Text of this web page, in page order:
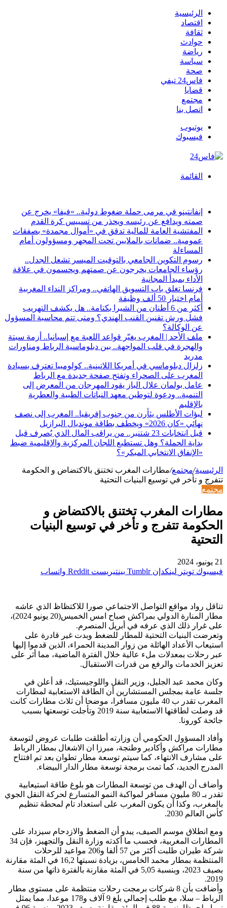
الرئيسية
اقتصاد
ثقافة
حوادث
رياضة
سياسة
صحة
فاس24 تيفي
قضايا
مجتمع
اتصل بنا
يوتيوب
فيسبوك
القائمة
إنفانتينو في مرمى حملة ضغوط دولية.. «فيفا» يخرج عن
صمته ويدافع عن رئيسه ويحذر من تسييس كرة القدم
المفتشية العامة للمالية تدقق في «أموال مجمدة» بصفقات
عمومية.. ضمانات بالملايين تحت المجهر ومسؤولون أمام
المساءلة
رسوم التكوين الجامعي بالتوقيت الميسر تشعل الجدل..
رؤساء الجامعات يخرجون عن صمتهم ويحسمون في علاقة
الأداء بمبدأ المجانية
فرنسا تغلق باب التسويق الهاتفي.. ومراكز النداء المغربية
أمام اختبار 50 ألف وظيفة
أكثر من 6 أطنان من الشيرا بكتامة.. هل يكشف التهريب
فشل ورش تقنين القنب الهندي؟ ومتى تتم محاسبة المسؤول
عن الوكالة؟
ملف الأحد | المغرب يغيّر قواعد اللعبة مع إسبانيا.. أزمة سبتة
والهجرة في قلب المواجهة.. بين دبلوماسية الرباط ومناورات
مدريد
زلزال دبلوماسي في أمريكا اللاتينية.. كولومبيا تعترف بسيادة
المغرب على الصحراء وتفتح صفحة جديدة مع الرباط
عامل بولمان علال الباز يقود المهرجان من المعرض إلى
التنمية.. ودعوة لتوطين معهد النباتات الطبية والعطرية
بالإقليم
لبؤات الأطلس يثأرن من جنوب إفريقيا.. المغرب إلى نصف
نهائي «كان 2026» ويخطف بطاقة مونديال البرازيل
قبل انتخابات 23 شتنبر.. من يراقب المال الذي يُصرف قبل
بداية الحملة؟ وهل تستطيع اللجان المركزية والإقليمية ضبط
«الإنفاق الانتخابي المبكر»؟
الرئيسية/مجتمع/مطارات المغرب تختنق بالاكتضاض و الحكومة
تتفرج و تأخر في توسيع البنيات التحتية
مجتمع
مطارات المغرب تختنق بالاكتضاض و
الحكومة تتفرج و تأخر في توسيع البنيات
التحتية
21 يونيو، 2024
فيسبوك تويتر لينكدإن بينتيريست واتساب
تناقل رواد مواقع التواصل الاجتماعي صورا للاكتظاظ الذي عاشه
مطار المنارة الدولي بمراكش صباح امس الخميس(20 يونيو 2024)،
على غرار ذلك الذي عرفه في أبريل المنصرم.
وتعرضت البنيات التحتية للمطار للضغط وبدت غير قادرة على
استيعاب الأعداد الهائلة من زوار المدينة الحمراء، الذين قدموا إليها
عبر رحلات بمعدلات ملء عالية خلال الفترة الماضية، مما أثر على
تعزيز الخدمات والرفع من قدرات الاستقبال.
وكان محمد عبد الجليل، وزير النقل واللوجيستيك، قد أعلن في
جلسة عامة بمجلس المستشارين أن الطاقة الاستعابية لمطارات
المغرب تقدر ب 40 مليون مسافرا، موضحا أن ثلاث مطارات كانت
قد وصلت لطاقتها الاستعابية سنة 2019 وتأجلت توسعتها بسبب
جائحة كورونا.
وأفاد المسؤول الحكومي أن وزارته أطلقت طلبات عروض لتوسعة
مطارات مراكش وأكادير وطنجة، مبرزا ان الاشغال بمطار الرباط
على مشارف الانتهاء، كما سيتم توسعة مطار تطوان بعد تم افتتاح
المدرج الجديد، كما تمت برمجة توسعة مطار الدار البيضاء.
وأضاف أن الهدف من توسعة المطارات هو بلوغ طاقة استيعابية
تقدر بـ 80 مليون مسافر لمواكبة النمو المتسارع لحركة النقل الجوي
بالمغرب، وكذا أن يكون المغرب على استعداد تام لمحطة تنظيم
كأس العالم 2030.
ومع انطلاق موسم الصيف، يبدو أن الضغط والازدحام سيزداد على
المطارات المغربية، فحسب ما أكدته وزارة النقل والتجهيز، فإن 34
شركة طيران طلبت أكثر من 57 ألفا و206 مواعيد للرحلات
المنتظمة بمطار محمد الخامس، بزيادة نسبتها 16,2 في المئة مقارنة
بصيف 2023، وبنسبة 5,05 في المئة مقارنة بالفترة ذاتها من سنة
2019.
وأضافت بأن 8 شركات برمجت رحلات منتظمة على مستوى مطار
الرباط – سلا، مع طلب إجمالي بلغ 9 آلاف و178 موعدا، مما يمثل